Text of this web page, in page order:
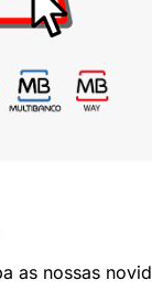
as nossas